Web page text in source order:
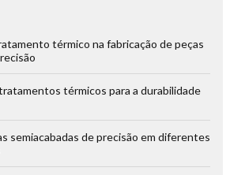
térmico na fabricação de peças
térmicos para a durabilidade
semiacabadas de precisão em diferentes